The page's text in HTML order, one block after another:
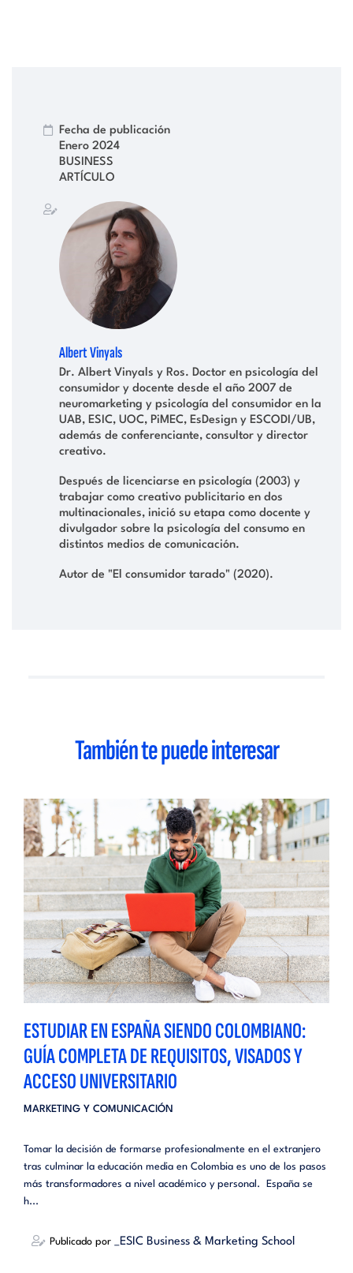
Fecha de publicación
Enero 2024
BUSINESS
ARTÍCULO
Albert Vinyals
Dr. Albert Vinyals y Ros. Doctor en psicología del
consumidor y docente desde el año 2007 de
neuromarketing y psicología del consumidor en la
UAB, ESIC, UOC, PiMEC, EsDesign y ESCODI/UB,
además de conferenciante, consultor y director
creativo.
Después de licenciarse en psicología (2003) y
trabajar como creativo publicitario en dos
multinacionales, inició su etapa como docente y
divulgador sobre la psicología del consumo en
distintos medios de comunicación.
Autor de "El consumidor tarado" (2020).
También te puede interesar
ESTUDIAR EN ESPAÑA SIENDO COLOMBIANO:
GUÍA COMPLETA DE REQUISITOS, VISADOS Y
ACCESO UNIVERSITARIO
MARKETING Y COMUNICACIÓN
Tomar la decisión de formarse profesionalmente en el extranjero
tras culminar la educación media en Colombia es uno de los pasos
más transformadores a nivel académico y personal. España se
h...
Publicado por _ESIC Business & Marketing School